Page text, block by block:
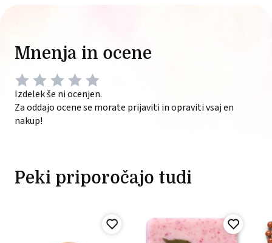
Mnenja in ocene
Izdelek še ni ocenjen.
Za oddajo ocene se morate prijaviti in opraviti vsaj en
nakup!
Peki priporočajo tudi